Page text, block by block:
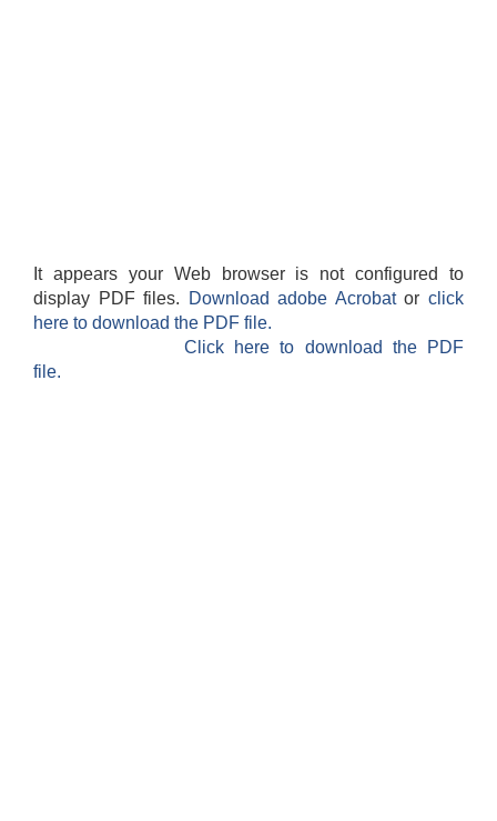
It appears your Web browser is not configured to
display PDF files.
Download adobe Acrobatorclick
here to download the PDF file.
Click here to download the PDF
file.